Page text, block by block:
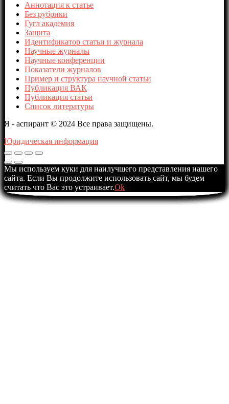
Аннотация к статье
Без рубрики
Гугл академия
Защита
Идентификатор статьи и журнала
Научные журналы
Научные конференции
Показатели журналов
Пример и структура научной статьи
Публикация ВАК
Публикация статьи
Список литературы
Я - аспирант © 2024 Все права защищены.
Юридическая информация
Мы используем куки для наилучшего представления нашего
сайта. Если Вы продолжите использовать сайт, мы будем
считать что Вас это устраивает.Ok